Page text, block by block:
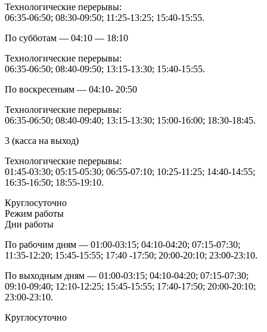
Технологические перерывы:
06:35-06:50; 08:30-09:50; 11:25-13:25; 15:40-15:55.
По субботам — 04:10 — 18:10
Технологические перерывы:
06:35-06:50; 08:40-09:50; 13:15-13:30; 15:40-15:55.
По воскресеньям — 04:10- 20:50
Технологические перерывы:
06:35-06:50; 08:40-09:40; 13:15-13:30; 15:00-16:00; 18:30-18:45.
3 (касса на выход)
Технологические перерывы:
01:45-03:30; 05:15-05:30; 06:55-07:10; 10:25-11:25; 14:40-14:55;
16:35-16:50; 18:55-19:10.
Круглосуточно
Режим работы
Дни работы
По рабочим дням — 01:00-03:15; 04:10-04:20; 07:15-07:30;
11:35-12:20; 15:45-15:55; 17:40 -17:50; 20:00-20:10; 23:00-23:10.
По выходным дням — 01:00-03:15; 04:10-04:20; 07:15-07:30;
09:10-09:40; 12:10-12:25; 15:45-15:55; 17:40-17:50; 20:00-20:10;
23:00-23:10.
Круглосуточно